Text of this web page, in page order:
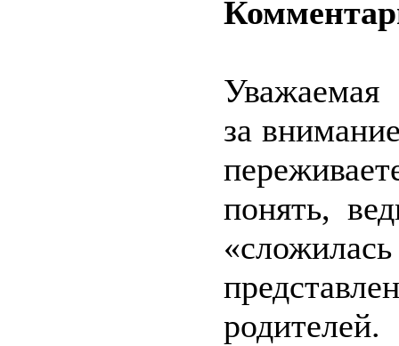
Уважаемая
за
понять,
родителей.